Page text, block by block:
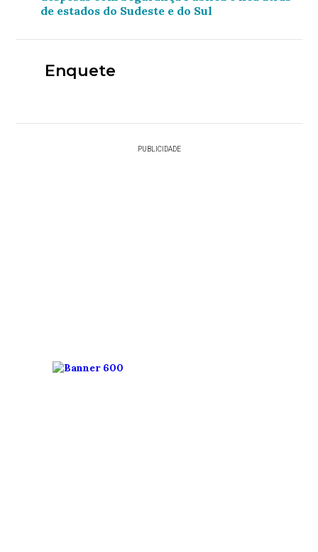
de estados do Sudeste e do Sul
Enquete
PUBLICIDADE